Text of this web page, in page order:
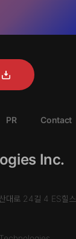
PR Contact
Inc.
대로 24길 4 ES힐스